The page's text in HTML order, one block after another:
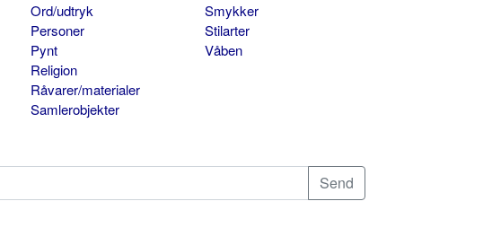
Ord/udtryk
Personer
Pynt
Religion
Råvarer/materialer
Samlerobjekter
Smykker
Stilarter
Våben